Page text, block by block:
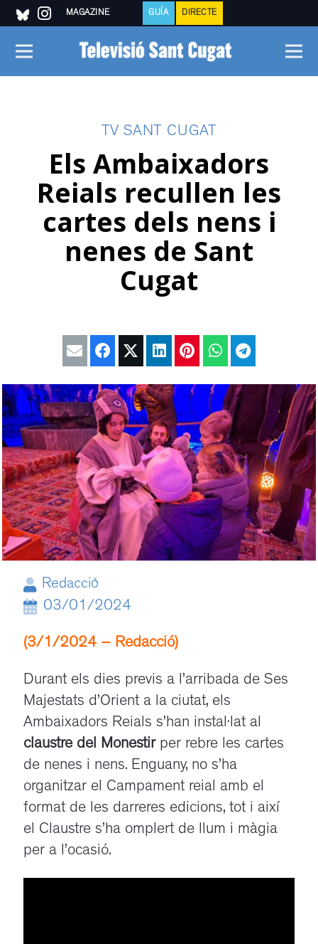
MAGAZINE GUÍA DIRECTE
TV SANT CUGAT
Els Ambaixadors
Reials recullen les
cartes dels nens i
nenes de Sant
Cugat
Redacció
03/01/2024
(3/1/2024 – Redacció)
Durant els dies previs a l’arribada de Ses
Majestats d’Orient a la ciutat, els
Ambaixadors Reials s’han instal·lat al
claustre del Monestirper rebre les cartes
de nenes i nens. Enguany, no s’ha
organitzar el Campament reial amb el
format de les darreres edicions, tot i així
el Claustre s’ha omplert de llum i màgia
per a l’ocasió.